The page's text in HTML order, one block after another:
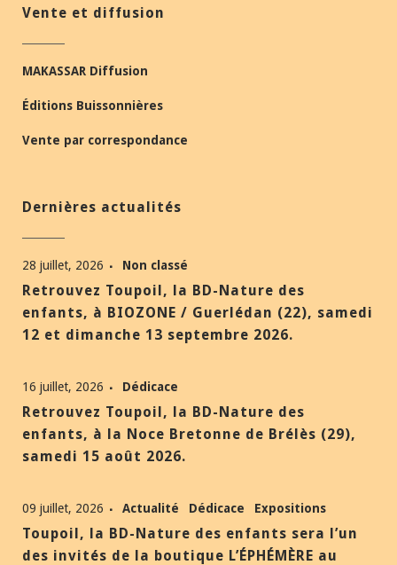
Vente et diffusion
MAKASSAR Diffusion
Éditions Buissonnières
Vente par correspondance
Dernières actualités
28 juillet, 2026 Non classé
Retrouvez Toupoil, la BD-Nature des
enfants, à BIOZONE / Guerlédan (22), samedi
12 et dimanche 13 septembre 2026.
16 juillet, 2026 Dédicace
Retrouvez Toupoil, la BD-Nature des
enfants, à la Noce Bretonne de Brélès (29),
samedi 15 août 2026.
09 juillet, 2026 Actualité Dédicace Expositions
Toupoil, la BD-Nature des enfants sera l’un
des invités de la boutique L’ÉPHÉMÈRE au